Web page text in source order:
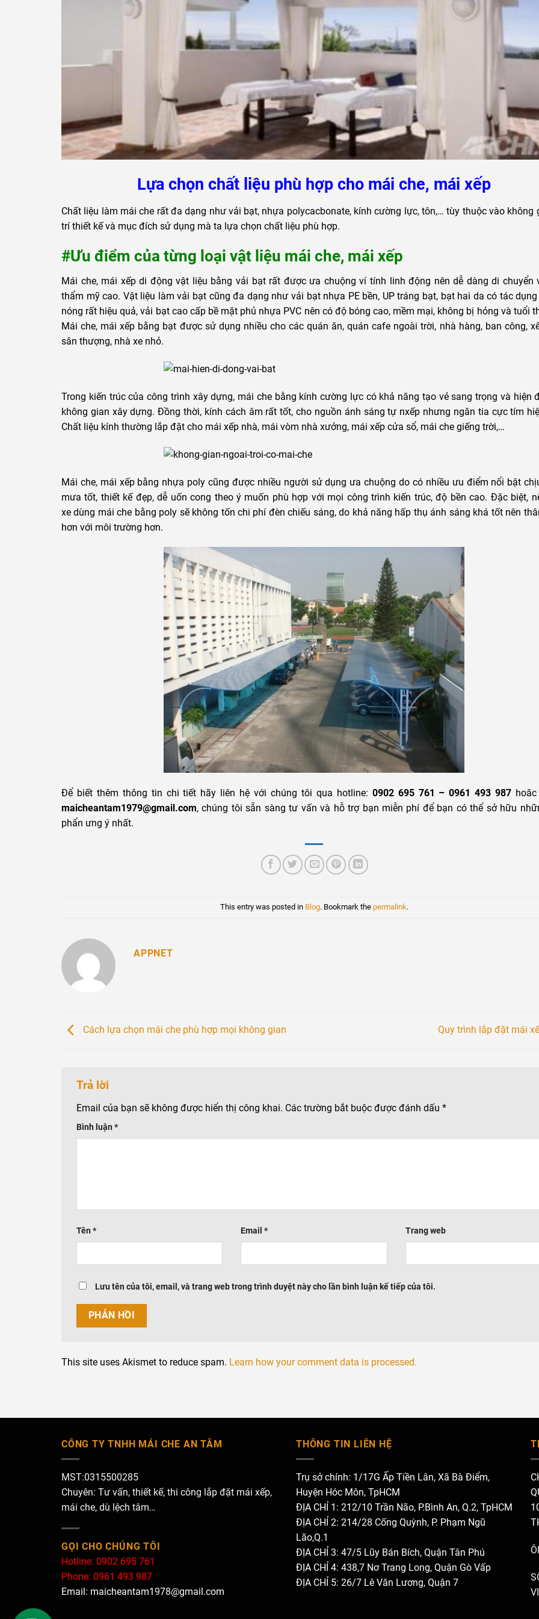
Lựa chọn chất liệu phù hợp cho mái che, mái xếp
Chất liệu làm mái che rất đa dạng như vải bạt, nhựa polycacbonate, kính cường lực, tôn,… tùy thuộc vào không
trí thiết kế và mục đích sử dụng mà ta lựa chọn chất liệu phù hợp.
#Ưu điểm của từng loại vật liệu mái che, mái xếp
Mái che, mái xếp di động vật liệu bằng vải bạt rất được ưa chuộng ví tính linh động nên dễ dàng di chuyển
thẩm mỹ cao. Vật liệu làm vải bạt cũng đa dạng như vải bạt nhựa PE bền, UP tráng bạt, bạt hai da có tác
nóng rất hiệu quả, vải bạt cao cấp bề mặt phủ nhựa PVC nên có độ bóng cao, mềm mại, không bị hỏng và tuổi
Mái che, mái xếp bằng bạt được sử dụng nhiều cho các quán ăn, quán cafe ngoài trời, nhà hàng, ban công,
sân thượng, nhà xe nhỏ.
Trong kiến trúc của công trình xây dựng, mái che bằng kính cường lực có khả năng tạo vẻ sang trọng và hiện
không gian xây dựng. Đồng thời, kính cách âm rất tốt, cho nguồn ánh sáng tự nxếp nhưng ngăn tia cực tím
Chất liệu kính thường lắp đặt cho mái xếp nhà, mái vòm nhà xưởng, mái xếp cửa sổ, mái che giếng trời,…
Mái che, mái xếp bằng nhựa poly cũng được nhiều người sử dụng ưa chuộng do có nhiều ưu điểm nổi bật
mưa tốt, thiết kế đẹp, dễ uốn cong theo ý muốn phù hợp với mọi công trình kiến trúc, độ bền cao. Đặc biệt,
xe dùng mái che bằng poly sẽ không tốn chi phí đèn chiếu sáng, do khả năng hấp thụ ánh sáng khá tốt nên
hơn với môi trường hơn.
Để biết thêm thông tin chi tiết hãy liên hệ với chúng tôi qua hotline: 0902 695 761 – 0961 493 987
maicheantam1979@gmail.com, chúng tôi sẵn sàng tư vấn và hỗ trợ bạn miễn phí để bạn có thể sở hữu
phẩn ưng ý nhất.
This entry was posted in Blog. Bookmark the permalink.
APPNET
Cách lựa chọn mái che phù hợp mọi không gian Quy trình lắp đặt mái
Trả lời
Email của bạn sẽ không được hiển thị công khai. Các trường bắt buộc được đánh dấu *
Bình luận *
Tên * Email* Trang web
Lưu tên của tôi, email, và trang web trong trình duyệt này cho lần bình luận kế tiếp của tôi.
This site uses Akismet to reduce spam. Learn how your comment data is processed.
CÔNG TY TNHH MÁI CHE AN TÂM
MST:0315500285
Chuyên: Tư vấn, thiết kế, thi công lắp đặt mái xếp,
mái che, dù lệch tâm…
GỌI CHO CHÚNG TÔI
Hotline: 0902 695 761
Phone: 0961 493 987
Email: maicheantam1978@gmail.com
THÔNG TIN LIÊN HỆ
Trụ sở chính: 1/17G Ấp Tiền Lân, Xã Bà Điểm,
Huyện Hóc Môn, TpHCM
ĐỊA CHỈ 1: 212/10 Trần Não, P.Bình An, Q.2, TpHCM
ĐỊA CHỈ 2: 214/28 Cống Quỳnh, P. Phạm Ngũ
Lão,Q.1
ĐỊA CHỈ 3: 47/5 Lũy Bán Bích, Quận Tân Phú
ĐỊA CHỈ 4: 438,7 Nơ Trang Long, Quận Gò Vấp
ĐỊA CHỈ 5: 26/7 Lê Văn Lương, Quận 7